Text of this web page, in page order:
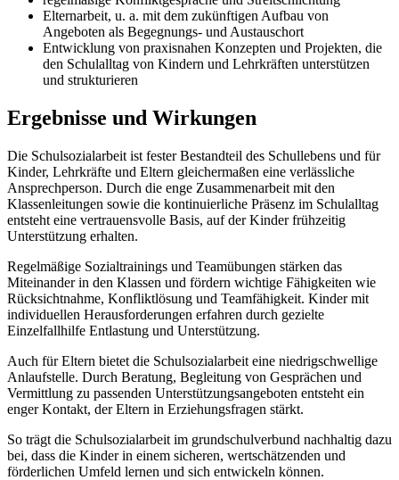
Elternarbeit, u. a. mit dem zukünftigen Aufbau von
Angeboten als Begegnungs- und Austauschort
Entwicklung von praxisnahen Konzepten und Projekten, die
den Schulalltag von Kindern und Lehrkräften unterstützen
und strukturieren
Ergebnisse und Wirkungen
Die Schulsozialarbeit ist fester Bestandteil des Schullebens und für
Kinder, Lehrkräfte und Eltern gleichermaßen eine verlässliche
Ansprechperson. Durch die enge Zusammenarbeit mit den
Klassenleitungen sowie die kontinuierliche Präsenz im Schulalltag
entsteht eine vertrauensvolle Basis, auf der Kinder frühzeitig
Unterstützung erhalten.
Regelmäßige Sozialtrainings und Teamübungen stärken das
Miteinander in den Klassen und fördern wichtige Fähigkeiten wie
Rücksichtnahme, Konfliktlösung und Teamfähigkeit. Kinder mit
individuellen Herausforderungen erfahren durch gezielte
Einzelfallhilfe Entlastung und Unterstützung.
Auch für Eltern bietet die Schulsozialarbeit eine niedrigschwellige
Anlaufstelle. Durch Beratung, Begleitung von Gesprächen und
Vermittlung zu passenden Unterstützungsangeboten entsteht ein
enger Kontakt, der Eltern in Erziehungsfragen stärkt.
So trägt die Schulsozialarbeit im grundschulverbund nachhaltig dazu
bei, dass die Kinder in einem sicheren, wertschätzenden und
förderlichen Umfeld lernen und sich entwickeln können.